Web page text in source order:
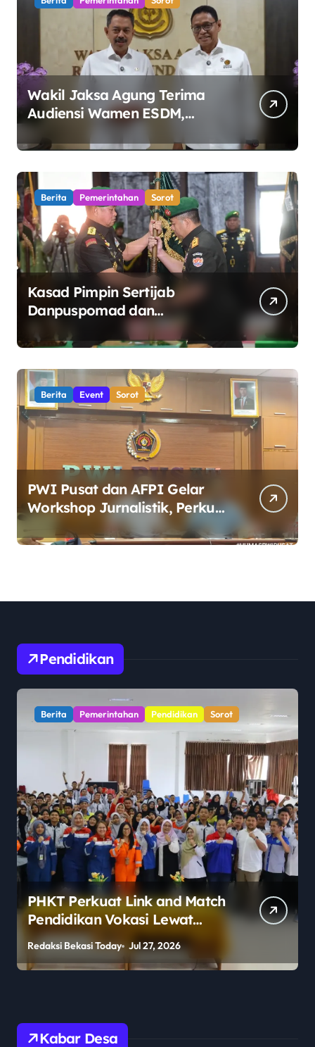
Wakil Jaksa Agung Terima
Audiensi Wamen ESDM,
Perkuat Sinergi Kawal Tata
Kelola Sektor Energi
Berita Pemerintahan Sorot
Kasad Pimpin Sertijab
Danpuspomad dan
Penguatan Organisasi TNI AD
yang Adaptif dan Profesional
Berita Event Sorot
PWI Pusat dan AFPI Gelar
Workshop Jurnalistik, Perkuat
Literasi Keuangan Digital bagi
Insan Pers
Pendidikan
Berita Pendidikan Sorot
Polemik Legalitas Sekolah
Berlabel Asing Mencuat,
Publik Pertanyakan
Pengawasan Pemerintah
Redaksi Bekasi Today Jul 27, 2026
Kabar Desa